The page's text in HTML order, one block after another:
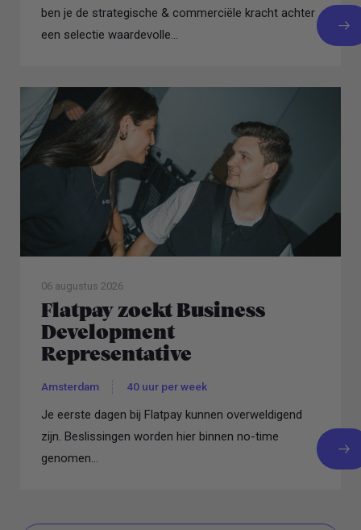
ben je de strategische & commerciële kracht achter
een selectie waardevolle...
06 augustus 2026
Flatpay zoekt Business
Development
Representative
Amsterdam 40 uur per week
Je eerste dagen bij Flatpay kunnen overweldigend
zijn. Beslissingen worden hier binnen no-time
genomen...